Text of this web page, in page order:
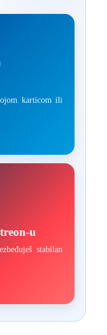
karticom ili
u
stabilan